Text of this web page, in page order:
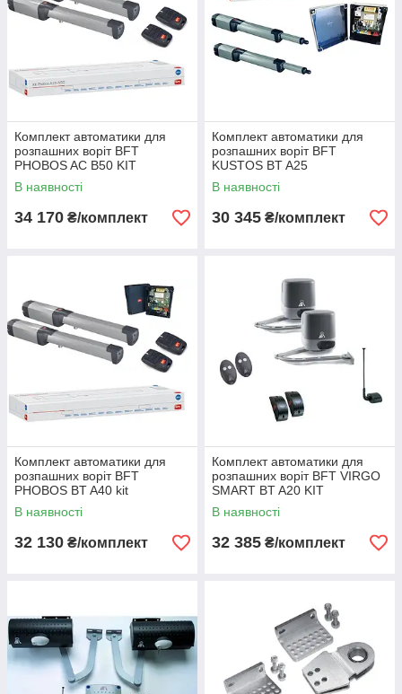
Комплект автоматики для
розпашних воріт BFT
PHOBOS AC B50 KIT
В наявності
34 170 ₴/комплект
Комплект автоматики для
розпашних воріт BFT
KUSTOS BT A25
В наявності
30 345 ₴/комплект
Комплект автоматики для
розпашних воріт BFT
PHOBOS BT A40 kit
В наявності
32 130 ₴/комплект
Комплект автоматики для
розпашних воріт BFT VIRGO
SMART BT A20 KIT
В наявності
32 385 ₴/комплект